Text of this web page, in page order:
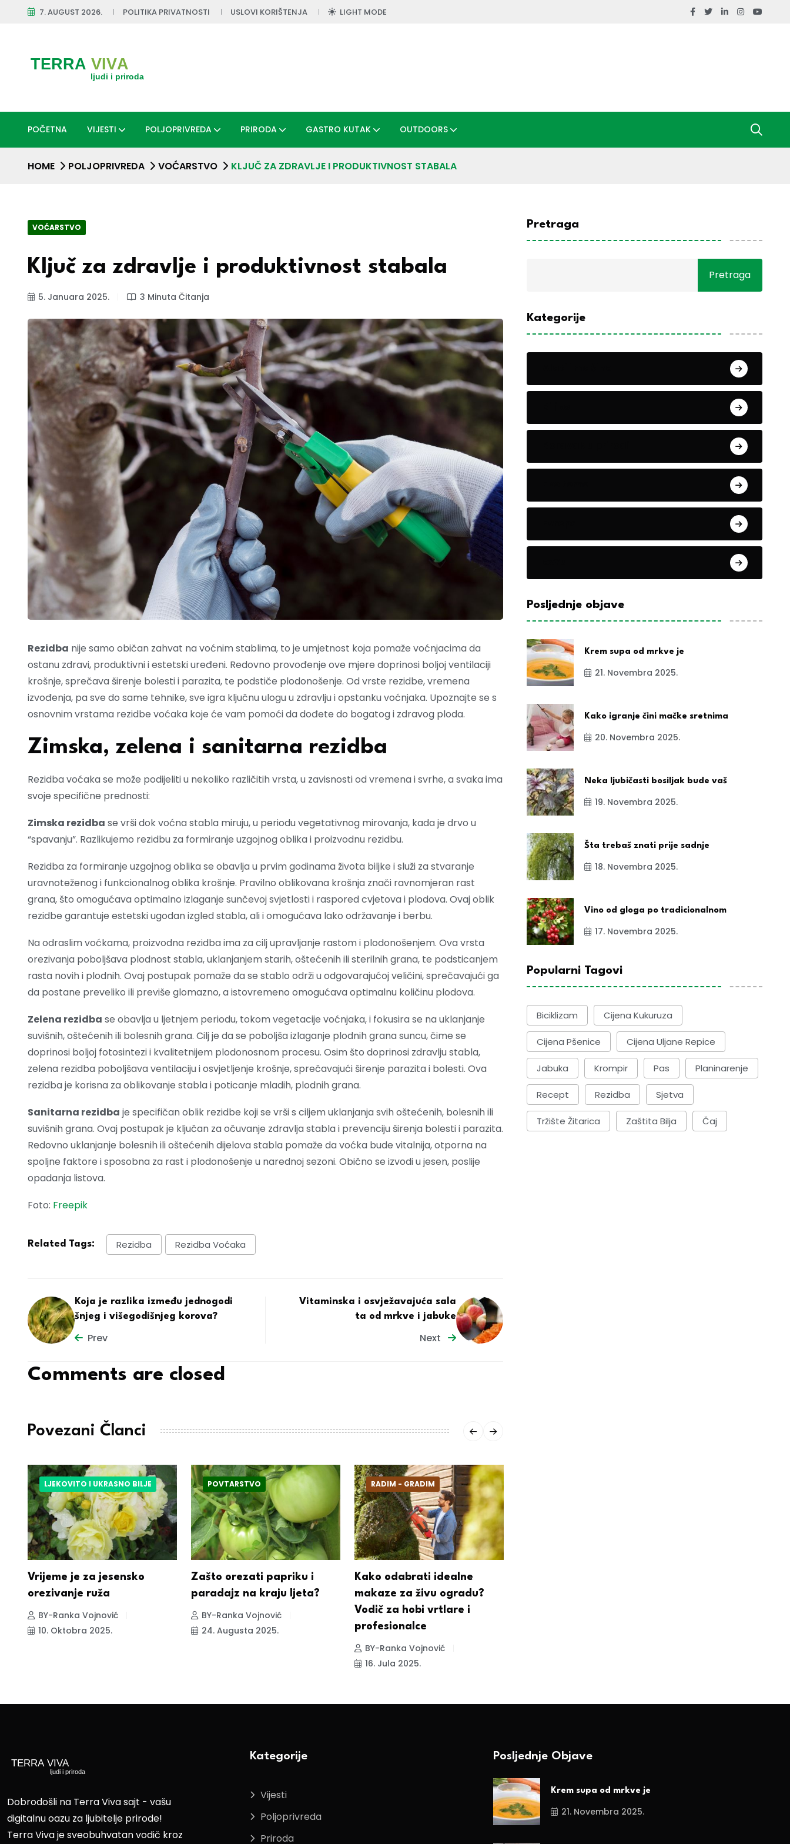
7. AUGUST 2026. POLITIKA PRIVATNOSTI USLOVI KORIŠTENJA LIGHT MODE
POČETNA VIJESTI POLJOPRIVREDA PRIRODA GASTRO KUTAK OUTDOORS
HOME POLJOPRIVREDA VOĆARSTVO KLJUČ ZA ZDRAVLJE I PRODUKTIVNOST STABALA
VOĆARSTVO
Ključ za zdravlje i produktivnost stabala
5. Januara 2025. 3 Minuta Čitanja
Rezidba nije samo običan zahvat na voćnim stablima, to je umjetnost koja pomaže voćnjacima da
ostanu zdravi, produktivni i estetski uređeni. Redovno provođenje ove mjere doprinosi boljoj ventilaciji
krošnje, sprečava širenje bolesti i parazita, te podstiče plodonošenje. Od vrste rezidbe, vremena
izvođenja, pa sve do same tehnike, sve igra ključnu ulogu u zdravlju i opstanku voćnjaka. Upoznajte se s
osnovnim vrstama rezidbe voćaka koje će vam pomoći da dođete do bogatog i zdravog ploda.
Zimska, zelena i sanitarna rezidba
Rezidba voćaka se može podijeliti u nekoliko različitih vrsta, u zavisnosti od vremena i svrhe, a svaka ima
svoje specifične prednosti:
Zimska rezidba se vrši dok voćna stabla miruju, u periodu vegetativnog mirovanja, kada je drvo u
“spavanju”. Razlikujemo rezidbu za formiranje uzgojnog oblika i proizvodnu rezidbu.
Rezidba za formiranje uzgojnog oblika se obavlja u prvim godinama života biljke i služi za stvaranje
uravnoteženog i funkcionalnog oblika krošnje. Pravilno oblikovana krošnja znači ravnomjeran rast
grana, što omogućava optimalno izlaganje sunčevoj svjetlosti i raspored cvjetova i plodova. Ovaj oblik
rezidbe garantuje estetski ugodan izgled stabla, ali i omogućava lako održavanje i berbu.
Na odraslim voćkama, proizvodna rezidba ima za cilj upravljanje rastom i plodonošenjem. Ova vrsta
orezivanja poboljšava plodnost stabla, uklanjanjem starih, oštećenih ili sterilnih grana, te podsticanjem
rasta novih i plodnih. Ovaj postupak pomaže da se stablo održi u odgovarajućoj veličini, sprečavajući ga
da postane preveliko ili previše glomazno, a istovremeno omogućava optimalnu količinu plodova.
Zelena rezidba se obavlja u ljetnjem periodu, tokom vegetacije voćnjaka, i fokusira se na uklanjanje
suvišnih, oštećenih ili bolesnih grana. Cilj je da se poboljša izlaganje plodnih grana suncu, čime se
doprinosi boljoj fotosintezi i kvalitetnijem plodonosnom procesu. Osim što doprinosi zdravlju stabla,
zelena rezidba poboljšava ventilaciju i osvjetljenje krošnje, sprečavajući širenje parazita i bolesti. Ova
rezidba je korisna za oblikovanje stabla i poticanje mladih, plodnih grana.
Sanitarna rezidba je specifičan oblik rezidbe koji se vrši s ciljem uklanjanja svih oštećenih, bolesnih ili
suvišnih grana. Ovaj postupak je ključan za očuvanje zdravlja stabla i prevenciju širenja bolesti i parazita.
Redovno uklanjanje bolesnih ili oštećenih dijelova stabla pomaže da voćka bude vitalnija, otporna na
spoljne faktore i sposobna za rast i plodonošenje u narednoj sezoni. Obično se izvodi u jesen, poslije
opadanja listova.
Foto: Freepik
Related Tags: Rezidba Rezidba Voćaka
Koja je razlika između jednogodi
šnjeg i višegodišnjeg korova?
Prev
Vitaminska i osvježavajuća sala
ta od mrkve i jabuke
Next
Comments are closed
Povezani Članci
LJEKOVITO I UKRASNO BILJE
Vrijeme je za jesensko
orezivanje ruža
BY-Ranka Vojnović
10. Oktobra 2025.
POVTARSTVO
Zašto orezati papriku i
paradajz na kraju ljeta?
BY-Ranka Vojnović
24. Augusta 2025.
RADIM - GRADIM
Kako odabrati idealne
makaze za živu ogradu?
Vodič za hobi vrtlare i
profesionalce
BY-Ranka Vojnović
16. Jula 2025.
Pretraga
Pretraga
Kategorije
Posljednje objave
Krem supa od mrkve je
21. Novembra 2025.
Kako igranje čini mačke sretnima
20. Novembra 2025.
Neka ljubičasti bosiljak bude vaš
19. Novembra 2025.
Šta trebaš znati prije sadnje
18. Novembra 2025.
Vino od gloga po tradicionalnom
17. Novembra 2025.
Popularni Tagovi
Biciklizam Cijena Kukuruza
Cijena Pšenice Cijena Uljane Repice
Jabuka Krompir Pas Planinarenje
Recept Rezidba Sjetva
Tržište Žitarica Zaštita Bilja Čaj
Dobrodošli na Terra Viva sajt - vašu
digitalnu oazu za ljubitelje prirode!
Terra Viva je sveobuhvatan vodič kroz
Kategorije
Vijesti
Poljoprivreda
Priroda
Posljednje Objave
Krem supa od mrkve je
21. Novembra 2025.